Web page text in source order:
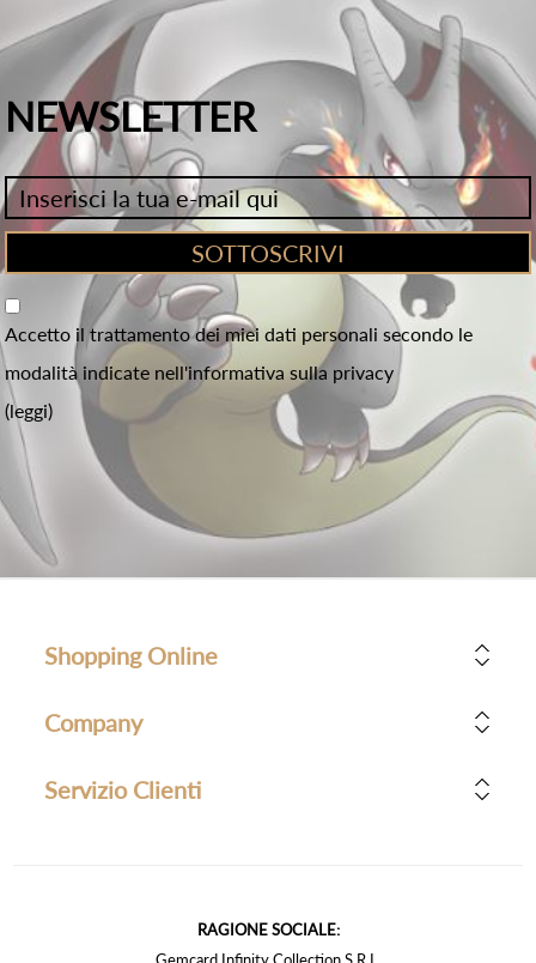
NEWSLETTER
Accetto il trattamento dei miei dati personali secondo le
modalità indicate nell'informativa sulla privacy
(leggi)
Shopping Online
Company
Servizio Clienti
RAGIONE SOCIALE:
Gemcard Infinity Collection S.R.L.